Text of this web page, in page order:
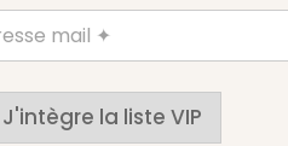
J'intègre la liste VIP